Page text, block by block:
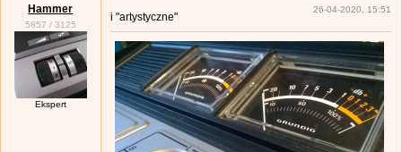
Hammer
5857 / 3125
Ekspert
26-04-2020, 15:51
i "artystyczne"